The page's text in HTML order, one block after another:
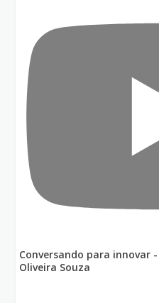
Conversando para innovar
Oliveira Souza